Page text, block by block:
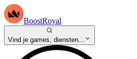
BoostRoyal
Vind je games, diensten...